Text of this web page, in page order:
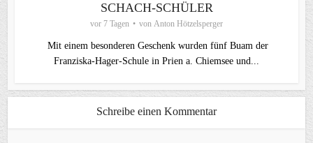
SCHACH-SCHÜLER
vor 7 Tagen von Anton Hötzelsperger
Mit einem besonderen Geschenk wurden fünf Buam der
Franziska-Hager-Schule in Prien a. Chiemsee und...
Schreibe einen Kommentar